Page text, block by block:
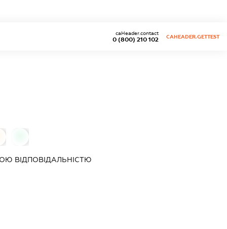
0 (800) 210 102
caHeader.contact
CAHEADER.GETTEST
ВІДПОВІДАЛЬНІСТЮ